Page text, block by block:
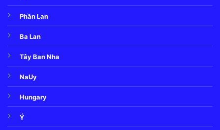
Phần Lan
Ba Lan
Tây Ban Nha
NaUy
Hungary
Ý